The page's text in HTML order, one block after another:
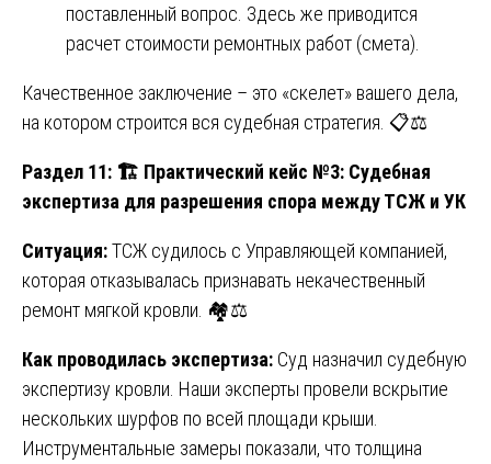
поставленный вопрос. Здесь же приводится
расчет стоимости ремонтных работ (смета).
Качественное заключение – это «скелет» вашего дела,
на котором строится вся судебная стратегия. 📋⚖️
Раздел 11: 🏗 ️ Практический кейс №3: Судебная
экспертиза для разрешения спора между ТСЖ и УК
Ситуация:ТСЖ судилось с Управляющей компанией,
которая отказывалась признавать некачественный
ремонт мягкой кровли. 🏘️⚖️
Как проводилась экспертиза: Суд назначил судебную
экспертизу кровли. Наши эксперты провели вскрытие
нескольких шурфов по всей площади крыши.
Инструментальные замеры показали, что толщина